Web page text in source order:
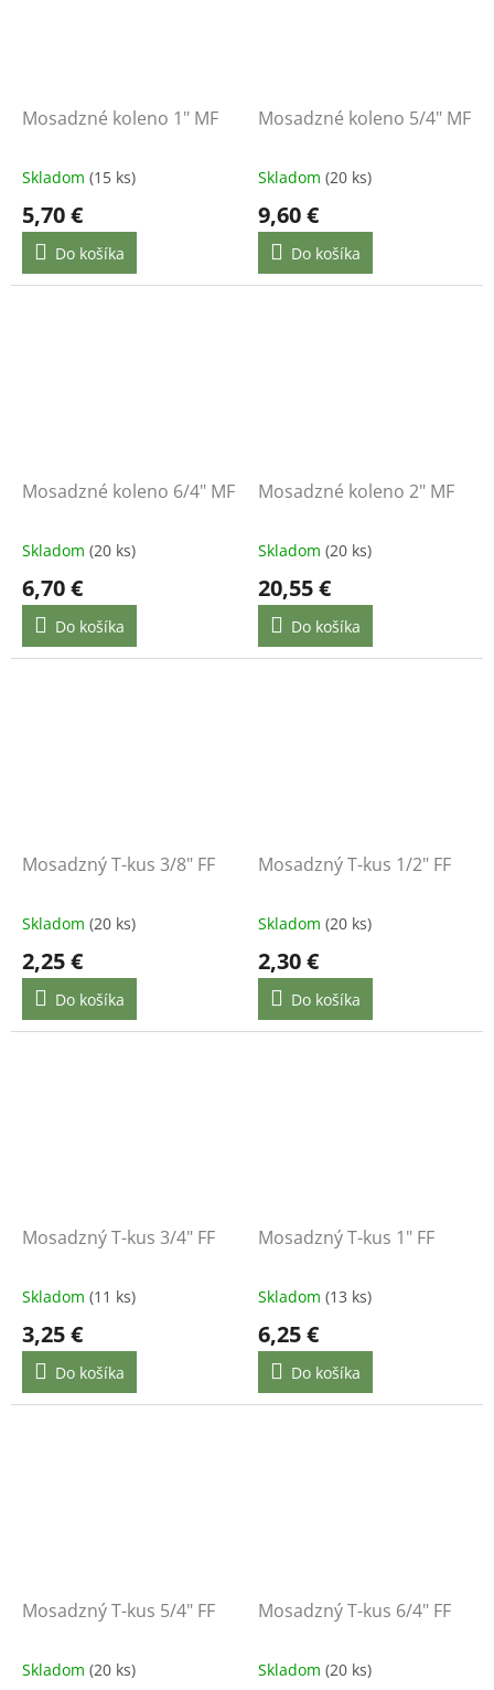
Mosadzné koleno 1" MF
Skladom (15 ks)
5,70 €
Do košíka
Mosadzné koleno 5/4" MF
Skladom (20 ks)
9,60 €
Do košíka
Mosadzné koleno 6/4" MF
Skladom (20 ks)
6,70 €
Do košíka
Mosadzné koleno 2" MF
Skladom (20 ks)
20,55 €
Do košíka
Mosadzný T-kus 3/8" FF
Skladom (20 ks)
2,25 €
Do košíka
Mosadzný T-kus 1/2" FF
Skladom (20 ks)
2,30 €
Do košíka
Mosadzný T-kus 3/4" FF
Skladom (11 ks)
3,25 €
Do košíka
Mosadzný T-kus 1" FF
Skladom (13 ks)
6,25 €
Do košíka
Mosadzný T-kus 5/4" FF
Skladom (20 ks)
Mosadzný T-kus 6/4" FF
Skladom (20 ks)